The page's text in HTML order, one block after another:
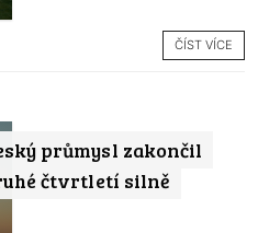
ČÍST VÍCE
průmysl zakončil
čtvrtletí silně